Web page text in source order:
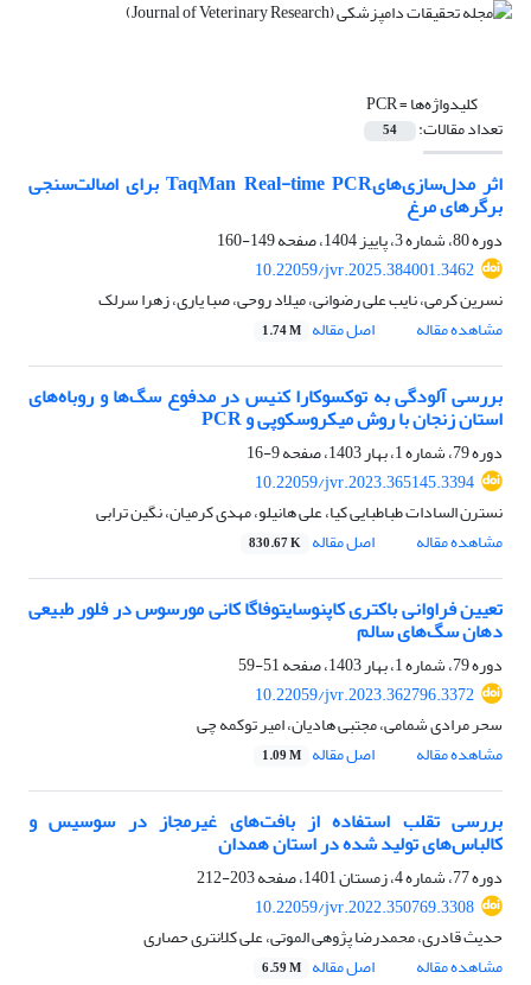
کلیدواژه‌ها =PCR
تعداد مقالات: 54
اثر مدل‌سازی‌هایTaqMan Real-time PCR برای اصالت‌سنجی
برگرهای مرغ
دوره 80، شماره 3، پاییز 1404، صفحه
149-160
10.22059/jvr.2025.384001.3462
نسرین کرمی، نایب علی رضوانی، میلاد روحی، صبا یاری، زهرا سرلک
مشاهده مقاله
اصل مقاله 1.74 M
بررسی آلودگی به توکسوکارا کنیس در مدفوع سگ‌ها و روباه‌های
استان زنجان با روش میکروسکوپی و PCR
دوره 79، شماره 1، بهار 1403، صفحه
9-16
10.22059/jvr.2023.365145.3394
نسترن السادات طباطبایی کیا، علی هانیلو، مهدی کرمیان، نگین ترابی
مشاهده مقاله
اصل مقاله 830.67 K
تعیین فراوانی باکتری کاپنوسایتوفاگا کانی‌ مورسوس در فلور طبیعی
دهان سگ‌های سالم
دوره 79، شماره 1، بهار 1403، صفحه
51-59
10.22059/jvr.2023.362796.3372
سحر مرادی شمامی، مجتبی هادیان، امیر توکمه چی
مشاهده مقاله
اصل مقاله 1.09 M
بررسی تقلب استفاده از بافت‌های غیرمجاز در سوسیس و
کالباس‌های تولید شده در استان همدان
دوره 77، شماره 4، زمستان 1401، صفحه
203-212
10.22059/jvr.2022.350769.3308
حدیث قادری، محمدرضا پژوهی الموتی، علی کلانتری حصاری
مشاهده مقاله
اصل مقاله 6.59 M